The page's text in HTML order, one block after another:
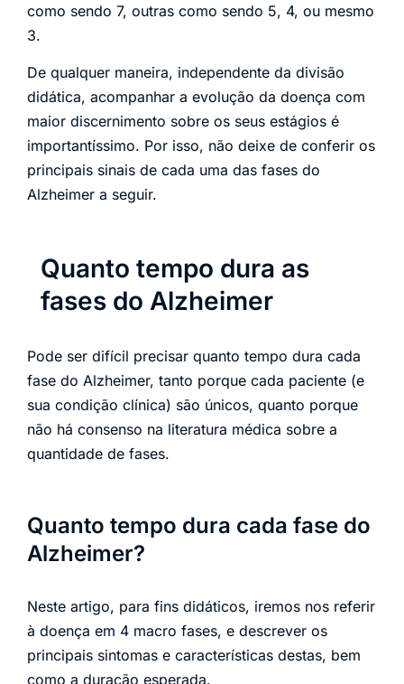
como sendo 7, outras como sendo 5, 4, ou mesmo
3.
De qualquer maneira, independente da divisão
didática, acompanhar a evolução da doença com
maior discernimento sobre os seus estágios é
importantíssimo. Por isso, não deixe de conferir os
principais sinais de cada uma das fases do
Alzheimer a seguir.
Quanto tempo dura as
fases do Alzheimer
Pode ser difícil precisar quanto tempo dura cada
fase do Alzheimer, tanto porque cada paciente (e
sua condição clínica) são únicos, quanto porque
não há consenso na literatura médica sobre a
quantidade de fases.
Quanto tempo dura cada fase do
Alzheimer?
Neste artigo, para fins didáticos, iremos nos referir
à doença em 4 macro fases, e descrever os
principais sintomas e características destas, bem
como a duração esperada.